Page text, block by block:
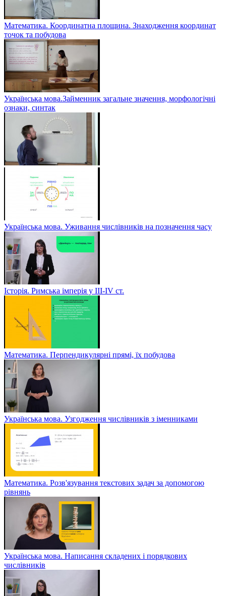
Математика. Координатна площина. Знаходження координат
точок та побудова
Українська мова.Займенник загальне значення, морфологічні
ознаки, синтак
Українська мова. Уживання числівників на позначення часу
Історія. Римська імперія у III-ІV ст.
Математика. Перпендикулярні прямі, їх побудова
Українська мова. Узгодження числівників з іменниками
Математика. Розв'язування текстових задач за допомогою
рівнянь
Українська мова. Написання складених і порядкових
числівників